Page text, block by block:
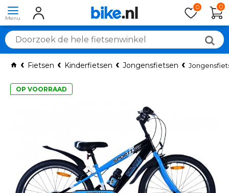
0 0
Fietsen Kinderfietsen Jongensfietsen
OP VOORRAAD